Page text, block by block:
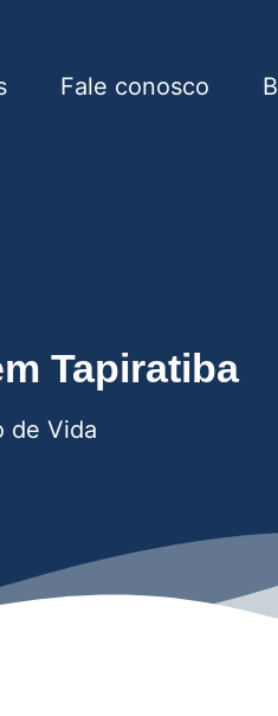
Fale conosco
Tapiratiba
de Vida